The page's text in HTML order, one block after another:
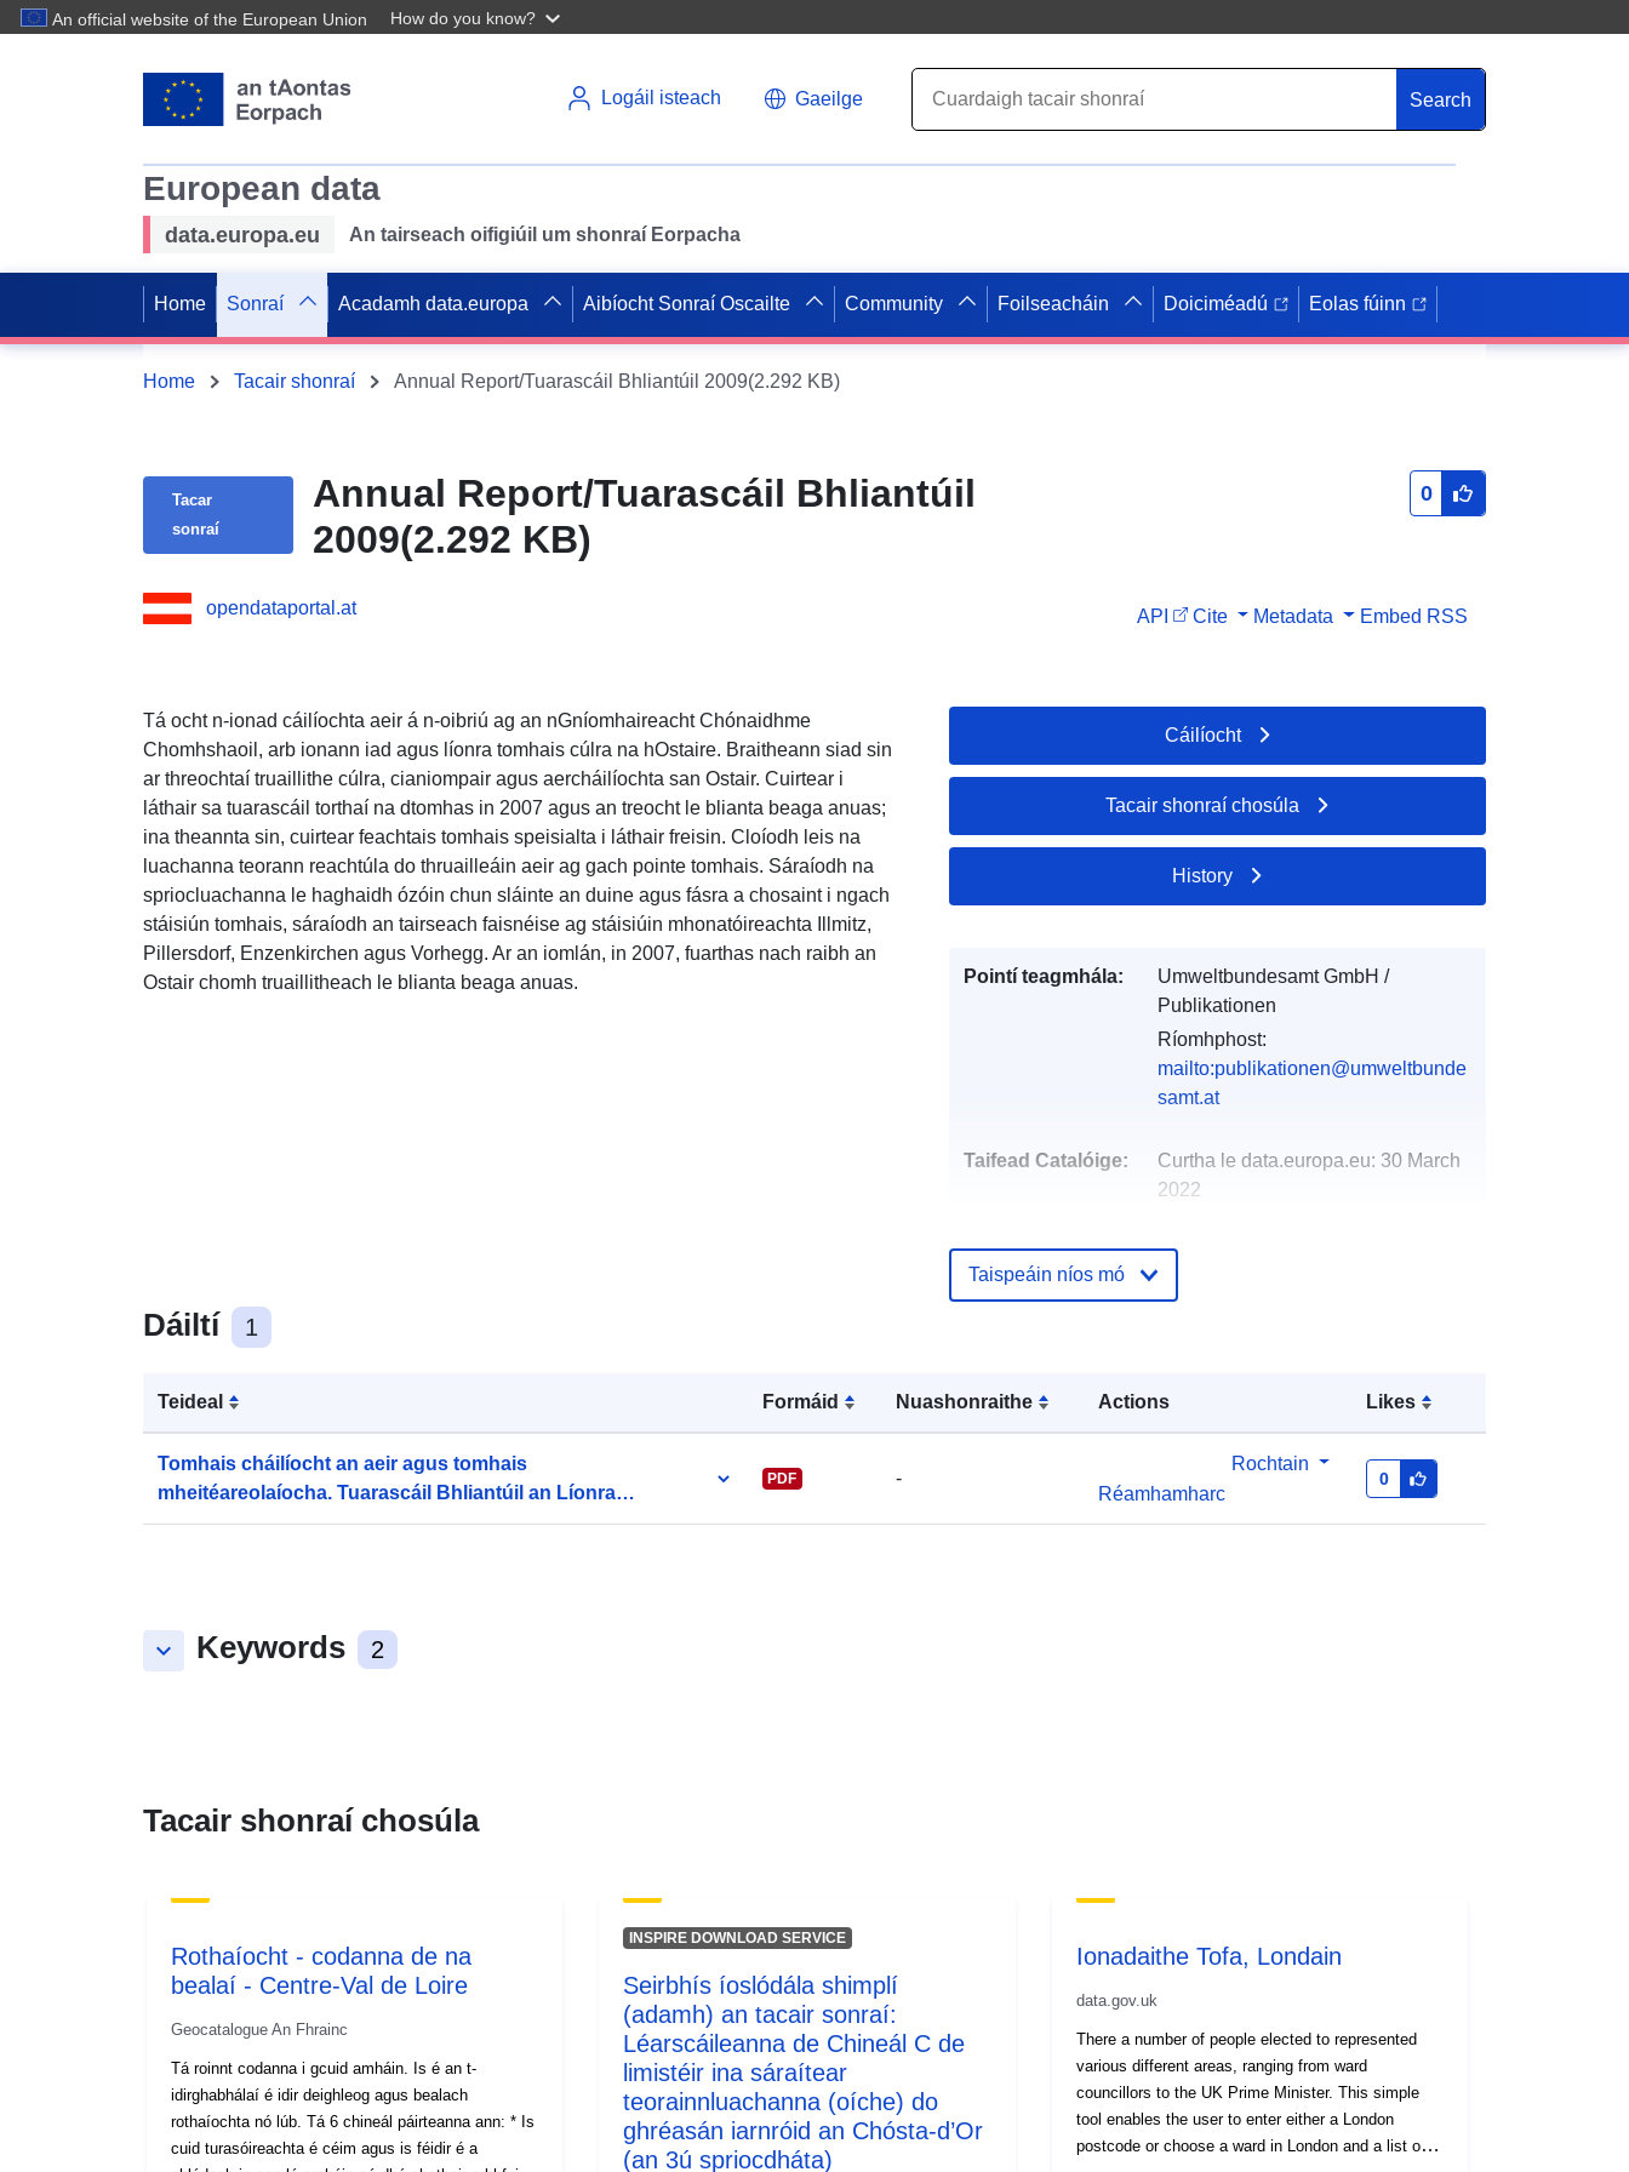
An official website of the European Union How do you know?
Logáil isteach Gaeilge Search
European data
data.europa.eu An tairseach oifigiúil um shonraí Eorpacha
Home Sonraí Acadamh data.europa Aibíocht Sonraí Oscailte Community Foilseacháin Doiciméadú Eolas fúinn
Home Tacair shonraí Annual Report/Tuarascáil Bhliantúil 2009(2.292 KB)
Tacar
sonraí
Annual Report/Tuarascáil Bhliantúil
2009(2.292 KB)
0
opendataportal.at API Cite Metadata Embed RSS
Tá ocht n-ionad cáilíochta aeir á n-oibriú ag an nGníomhaireacht Chónaidhme
Chomhshaoil, arb ionann iad agus líonra tomhais cúlra na hOstaire. Braitheann siad sin
ar threochtaí truaillithe cúlra, cianiompair agus aercháilíochta san Ostair. Cuirtear i
láthair sa tuarascáil torthaí na dtomhas in 2007 agus an treocht le blianta beaga anuas;
ina theannta sin, cuirtear feachtais tomhais speisialta i láthair freisin. Cloíodh leis na
luachanna teorann reachtúla do thruailleáin aeir ag gach pointe tomhais. Sáraíodh na
spriocluachanna le haghaidh ózóin chun sláinte an duine agus fásra a chosaint i ngach
stáisiún tomhais, sáraíodh an tairseach faisnéise ag stáisiúin mhonatóireachta Illmitz,
Pillersdorf, Enzenkirchen agus Vorhegg. Ar an iomlán, in 2007, fuarthas nach raibh an
Ostair chomh truaillitheach le blianta beaga anuas.
Dáiltí 1
Teideal Formáid Nuashonraithe Actions Likes
Tomhais cháilíocht an aeir agus tomhais
mheitéareolaíocha. Tuarascáil Bhliantúil an Líonra
Monatóireachta Cúlra An Ghníomhaireacht Chomhshaoil
PDF -
Rochtain
Réamhamharc
0
keyboard_arrow_down Keywords 2
Cáilíocht
Tacair shonraí chosúla
History
Pointí teagmhála:
Umweltbundesamt GmbH /
Publikationen
Ríomhphost:
mailto:publikationen@umweltbunde
samt.at
Taifead Catalóige: Curtha le data.europa.eu: 30 March
2022
02 March 2026
messnetzumweltbundesamt2007
Taispeáin níos mó
Tacair shonraí chosúla
Rothaíocht - codanna de na
bealaí - Centre-Val de Loire
Geocatalogue An Fhrainc
Tá roinnt codanna i gcuid amháin. Is é an t-
idirghabhálaí é idir deighleog agus bealach
rothaíochta nó lúb. Tá 6 chineál páirteanna ann: * Is
cuid turasóireachta é céim agus is féidir é a
INSPIRE DOWNLOAD SERVICE
Seirbhís íoslódála shimplí
(adamh) an tacair sonraí:
Léarscáileanna de Chineál C de
limistéir ina sáraítear
teorainnluachanna (oíche) do
ghréasán iarnróid an Chósta-d’Or
(an 3ú spriocdháta)
Ionadaithe Tofa, Londain
data.gov.uk
There a number of people elected to represented
various different areas, ranging from ward
councillors to the UK Prime Minister. This simple
tool enables the user to enter either a London
postcode or choose a ward in London and a list of